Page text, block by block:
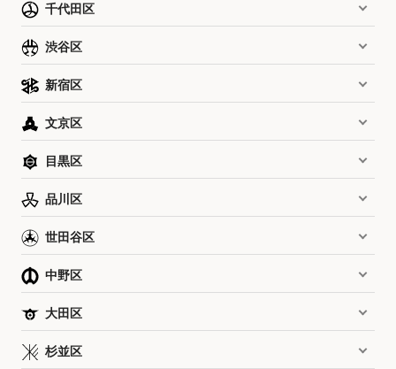
千代田区
渋谷区
新宿区
文京区
目黒区
品川区
世田谷区
中野区
大田区
杉並区